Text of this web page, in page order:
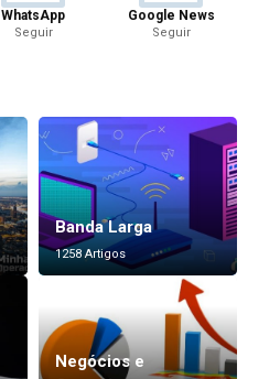
WhatsApp
Seguir
Google News
Seguir
Banda Larga
1258 Artigos
Negócios e